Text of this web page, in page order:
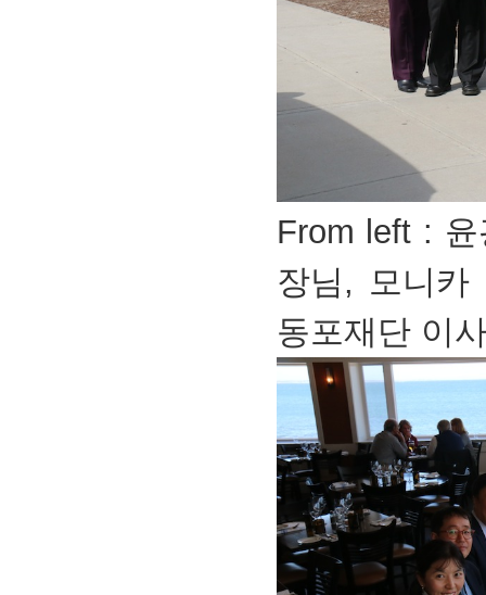
From left :
장님, 모니
동포재단 이